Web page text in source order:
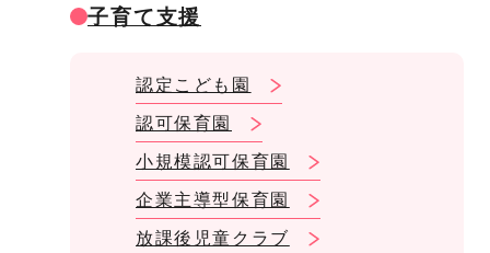
子育て支援
認定こども園
認可保育園
小規模認可保育園
企業主導型保育園
放課後児童クラブ